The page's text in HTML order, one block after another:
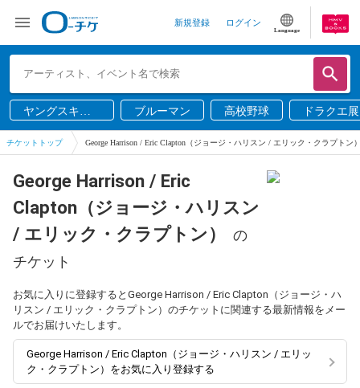
新規登録 ログイン
Language
ヤングスキニ
ー
ブルーマン 高校野球 ドラクエ展
チケットトップ George Harrison / Eric Clapton（ジョージ・ハリスン / エリック・クラプトン
George Harrison / Eric
Clapton（ジョージ・ハリスン
/ エリック・クラプトン）
の
チケット
お気に入りに登録するとGeorge Harrison / Eric Clapton（ジョージ・ハ
リスン / エリック・クラプトン）のチケットに関連する最新情報をメー
ルでお届けいたします。
George Harrison / Eric Clapton（ジョージ・ハリスン / エリッ
ク・クラプトン）をお気に入り登録する